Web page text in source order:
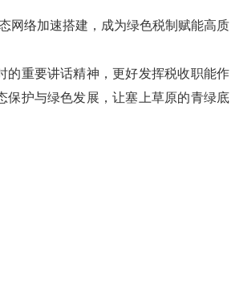
网络加速搭建，成为绿色税制赋能高质
的重要讲话精神，更好发挥税收职能作
保护与绿色发展，让塞上草原的青绿底